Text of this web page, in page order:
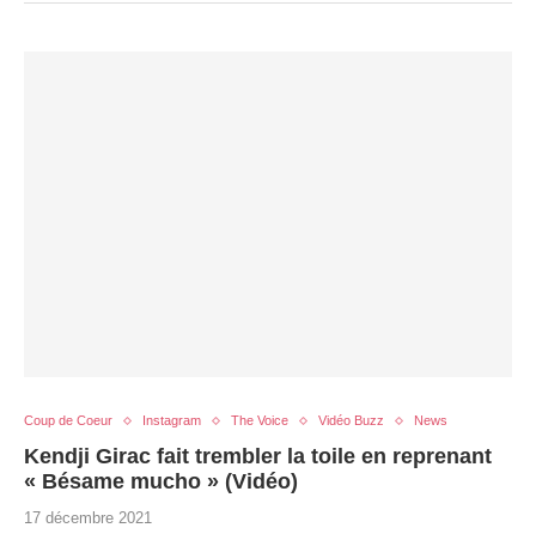
Coup de Coeur Instagram The Voice Vidéo Buzz News
Kendji Girac fait trembler la toile en reprenant
« Bésame mucho » (Vidéo)
17 décembre 2021